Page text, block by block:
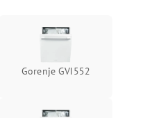
Gorenje GVI552